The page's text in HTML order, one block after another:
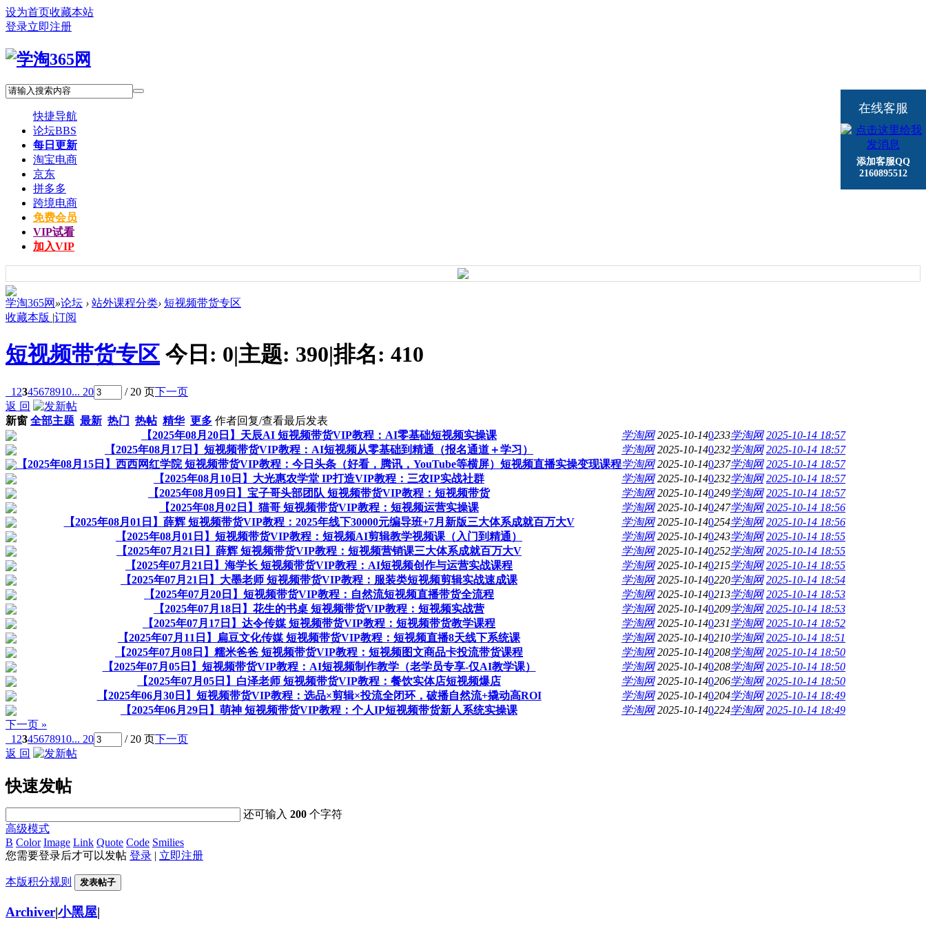
设为首页收藏本站
登录立即注册
快捷导航
论坛BBS
每日更新
淘宝电商
京东
拼多多
跨境电商
免费会员
VIP试看
加入VIP
学淘365网 »论坛 › 站外课程分类› 短视频带货专区
收藏本版 |订阅
短视频带货专区 今日: 0|主题: 390|排名: 410
1 2345678910... 20 / 20 页下一页
返 回
新窗 全部主题 最新 热门 热帖 精华 更多 作者回复/查看最后发表
【2025年08月20日】天辰AI 短视频带货VIP教程：AI零基础短视频实操课
学淘网 2025-10-140233学淘网 2025-10-14 18:57
【2025年08月17日】短视频带货VIP教程：AI短视频从零基础到精通（报名通道＋学习）
学淘网 2025-10-140232学淘网 2025-10-14 18:57
【2025年08月15日】西西网红学院 短视频带货VIP教程：今日头条（好看，腾讯，YouTube等横屏）短视频直播实操变现课程学淘网 2025-10-140237学淘网 2025-10-14 18:57
【2025年08月10日】大光惠农学堂 IP打造VIP教程：三农IP实战社群
学淘网 2025-10-140232学淘网 2025-10-14 18:57
【2025年08月09日】宝子哥头部团队 短视频带货VIP教程：短视频带货
学淘网 2025-10-140249学淘网 2025-10-14 18:57
【2025年08月02日】猫哥 短视频带货VIP教程：短视频运营实操课
学淘网 2025-10-140247学淘网 2025-10-14 18:56
【2025年08月01日】薛辉 短视频带货VIP教程：2025年线下30000元编导班+7月新版三大体系成就百万大V
学淘网 2025-10-140254学淘网 2025-10-14 18:56
【2025年08月01日】短视频带货VIP教程：短视频AI剪辑教学视频课（入门到精通）
学淘网 2025-10-140243学淘网 2025-10-14 18:55
【2025年07月21日】薛辉 短视频带货VIP教程：短视频营销课三大体系成就百万大V
学淘网 2025-10-140252学淘网 2025-10-14 18:55
【2025年07月21日】海学长 短视频带货VIP教程：AI短视频创作与运营实战课程
学淘网 2025-10-140215学淘网 2025-10-14 18:55
【2025年07月21日】大墨老师 短视频带货VIP教程：服装类短视频剪辑实战速成课
学淘网 2025-10-140220学淘网 2025-10-14 18:54
【2025年07月20日】短视频带货VIP教程：自然流短视频直播带货全流程
学淘网 2025-10-140213学淘网 2025-10-14 18:53
【2025年07月18日】花生的书桌 短视频带货VIP教程：短视频实战营
学淘网 2025-10-140209学淘网 2025-10-14 18:53
【2025年07月17日】达令传媒 短视频带货VIP教程：短视频带货教学课程
学淘网 2025-10-140231学淘网 2025-10-14 18:52
【2025年07月11日】扁豆文化传媒 短视频带货VIP教程：短视频直播8天线下系统课
学淘网 2025-10-140210学淘网 2025-10-14 18:51
【2025年07月08日】糯米爸爸 短视频带货VIP教程：短视频图文商品卡投流带货课程
学淘网 2025-10-140208学淘网 2025-10-14 18:50
【2025年07月05日】短视频带货VIP教程：AI短视频制作教学（老学员专享-仅AI教学课）
学淘网 2025-10-140208学淘网 2025-10-14 18:50
【2025年07月05日】白泽老师 短视频带货VIP教程：餐饮实体店短视频爆店
学淘网 2025-10-140206学淘网 2025-10-14 18:50
【2025年06月30日】短视频带货VIP教程：选品×剪辑×投流全闭环，破播自然流+撬动高ROI
学淘网 2025-10-140204学淘网 2025-10-14 18:49
【2025年06月29日】萌神 短视频带货VIP教程：个人IP短视频带货新人系统实操课
学淘网 2025-10-140224学淘网 2025-10-14 18:49
下一页 »
1 2345678910... 20 / 20 页下一页
返 回
快速发帖
还可输入200 个字符
高级模式
B Color Image Link Quote Code Smilies
您需要登录后才可以发帖 登录 | 立即注册
本版积分规则 发表帖子
在线客服
添加客服QQ
2160895512
Archiver|小黑屋|